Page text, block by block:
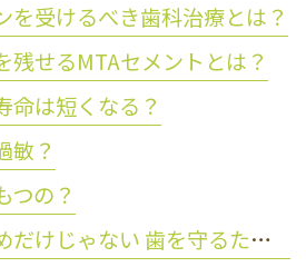
を受けるべき歯科治療とは？
残せるMTAセメントとは？
命は短くなる？
敏？
つの？
矯正は見た目のためだけじゃない 歯を守るために大切な理由とは？